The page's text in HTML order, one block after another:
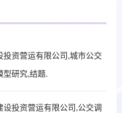
投资营运有限公司,城市公交
型研究,结题.
设投资营运有限公司,公交调